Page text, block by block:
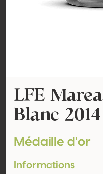
LFE
Blanc 2014
Médaille d'or
Informations